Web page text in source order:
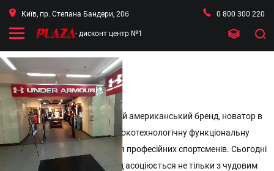
Київ, пр. Степана Бандери, 20б 0 800 300 220
- дисконт центр №1


UNDER ARMOUR
Under Armour - гіперпопулярний американський бренд, новатор в
світі спорту, який створює високотехнологічну функціональну
спортивну одежу та взуття для професійних спортсменів. Сьогодні
відомий американський бренд асоціюється не тільки з чудовим